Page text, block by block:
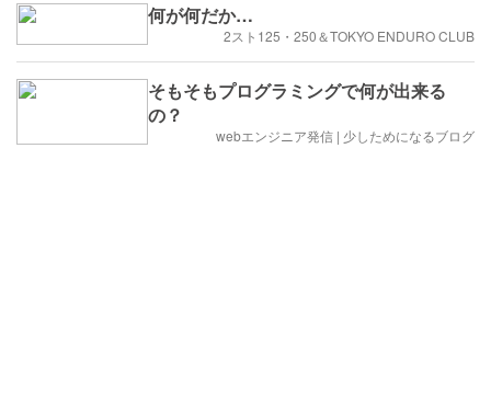
何が何だか…
2スト125・250＆TOKYO ENDURO CLUB
そもそもプログラミングで何が出来る
の？
webエンジニア発信 | 少しためになるブログ